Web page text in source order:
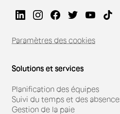
Paramètres des cookies
Solutions et services
Planification des équipes
Suivi du temps et des
Gestion de la paie